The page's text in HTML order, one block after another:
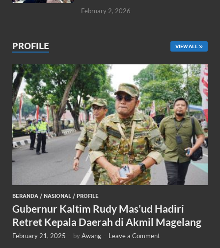
February 2, 2026
PROFILE VIEW ALL
BERANDA / NASIONAL / PROFILE
Gubernur Kaltim Rudy Mas’ud Hadiri
Retret Kepala Daerah di Akmil Magelang
February 21, 2025 - byAwang - Leave a Comment